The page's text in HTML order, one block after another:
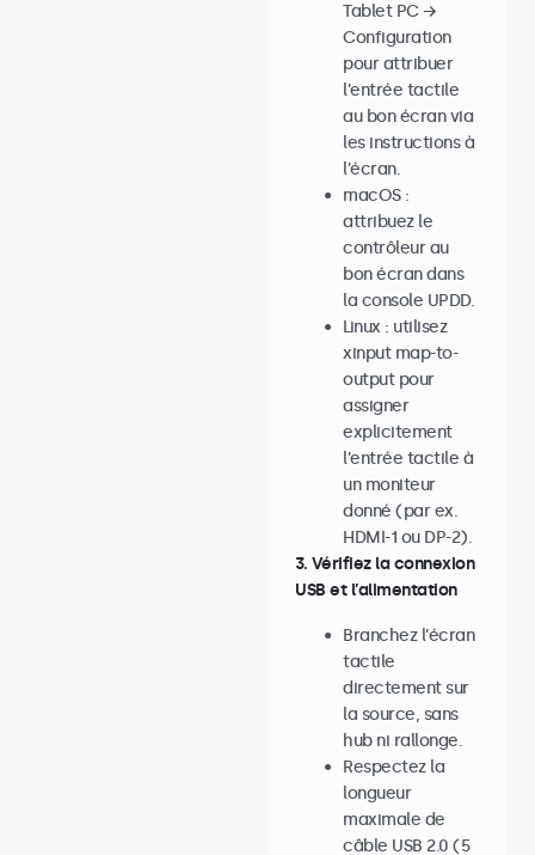
Tablet PC →
Configuration
pour attribuer
l’entrée tactile
au bon écran via
les instructions à
l’écran.
macOS :
attribuez le
contrôleur au
bon écran dans
la console UPDD.
Linux : utilisez
xinput map-to-
output pour
assigner
explicitement
l’entrée tactile à
un moniteur
donné (par ex.
HDMI-1 ou DP-2).
3. Vérifiez la connexion
USB et l’alimentation
Branchez l’écran
tactile
directement sur
la source, sans
hub ni rallonge.
Respectez la
longueur
maximale de
câble USB 2.0 (5